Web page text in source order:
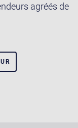
agréés de